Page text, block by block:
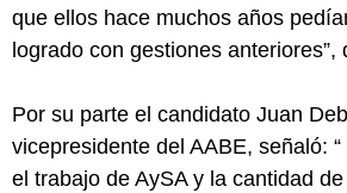
que ellos hace muchos años
logrado con gestiones anteriores”,
Por su parte el candidato Juan
vicepresidente del AABE, señaló:
el trabajo de AySA y la cantidad